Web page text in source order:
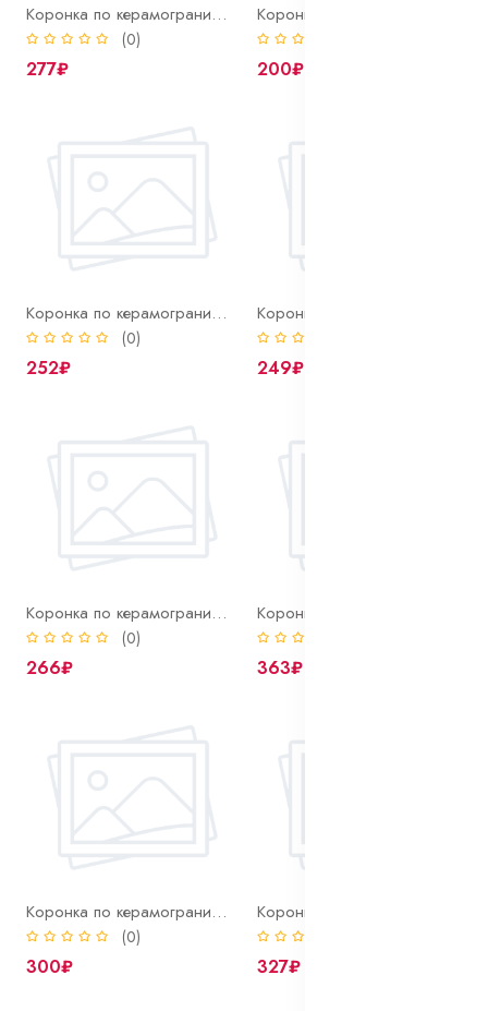
Коронка по керамограниту 6 мм Ritter алмазная
(0)
277₽ 200₽
Коронка по керамограниту 10 мм Ritter алмазная
(0)
252₽ 249₽
Коронка по керамограниту 14 мм Ritter алмазная
(0)
266₽ 363₽
Коронка по керамограниту 18 мм Ritter алмазная
(0)
300₽ 327₽